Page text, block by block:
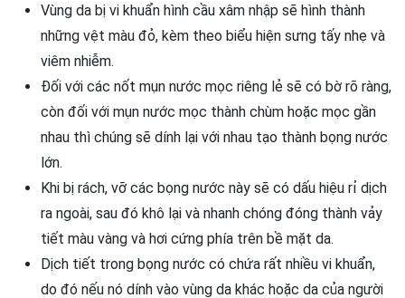
Vùng da bị vi khuẩn hình cầu xâm nhập sẽ hình thành
những vệt màu đỏ, kèm theo biểu hiện sưng tấy nhẹ và
viêm nhiễm.
Đối với các nốt mụn nước mọc riêng lẻ sẽ có bờ rõ ràng,
còn đối với mụn nước mọc thành chùm hoặc mọc gần
nhau thì chúng sẽ dính lại với nhau tạo thành bọng nước
lớn.
Khi bị rách, vỡ các bọng nước này sẽ có dấu hiệu rỉ dịch
ra ngoài, sau đó khô lại và nhanh chóng đóng thành vảy
tiết màu vàng và hơi cứng phía trên bề mặt da.
Dịch tiết trong bọng nước có chứa rất nhiều vi khuẩn,
do đó nếu nó dính vào vùng da khác hoặc da của người